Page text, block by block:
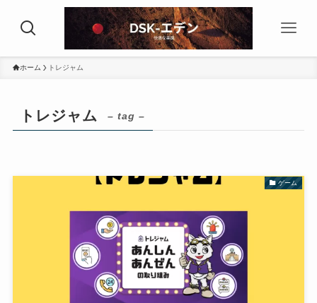
ホーム トレジャム
トレジャム – tag –
ゲーム